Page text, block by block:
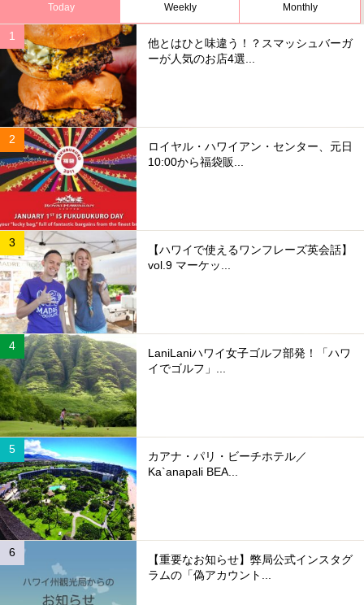
Today Weekly Monthly
他とはひと味違う！？スマッシュバーガ
ーが人気のお店4選...
ロイヤル・ハワイアン・センター、元日
10:00から福袋販...
【ハワイで使えるワンフレーズ英会話】
vol.9 マーケッ...
LaniLaniハワイ女子ゴルフ部発！「ハワ
イでゴルフ」...
カアナ・パリ・ビーチホテル／
Ka`anapali BEA...
【重要なお知らせ】弊局公式インスタグ
ラムの「偽アカウント...